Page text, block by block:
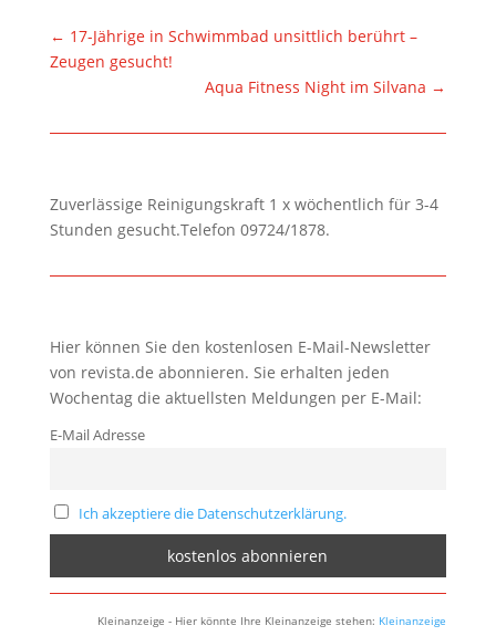
← 17-Jährige in Schwimmbad unsittlich berührt –
Zeugen gesucht!
Aqua Fitness Night im Silvana →
Zuverlässige Reinigungskraft 1 x wöchentlich für 3-4
Stunden gesucht.Telefon 09724/1878.
Hier können Sie den kostenlosen E-Mail-Newsletter
von revista.de abonnieren. Sie erhalten jeden
Wochentag die aktuellsten Meldungen per E-Mail:
E-Mail Adresse
Ich akzeptiere die Datenschutzerklärung.
Kleinanzeige - Hier könnte Ihre Kleinanzeige stehen: Kleinanzeige